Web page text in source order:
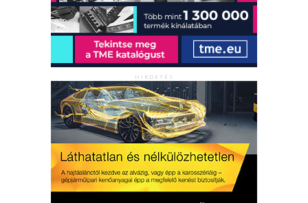
HIRDETÉS